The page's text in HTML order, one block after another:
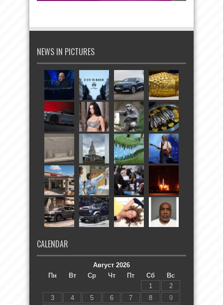
NEWS IN PICTURES
CALENDAR
Август 2026
Пн
Вт Ср Чт Пт Сб
Вс
1
2
3
4 5 6 7 8
9